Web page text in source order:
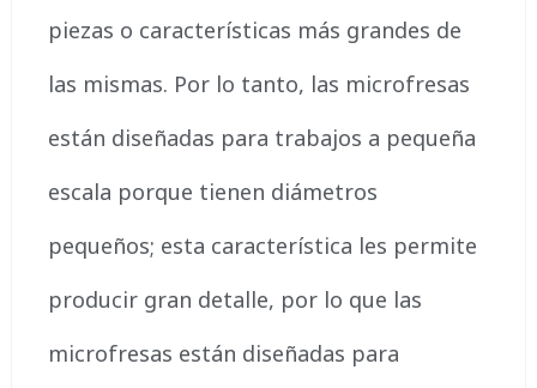
piezas o características más grandes de
las mismas. Por lo tanto, las microfresas
están diseñadas para trabajos a pequeña
escala porque tienen diámetros
pequeños; esta característica les permite
producir gran detalle, por lo que las
microfresas están diseñadas para